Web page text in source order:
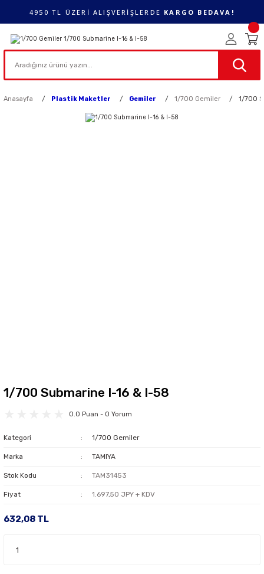
4950 TL ÜZERİ ALIŞVERİŞLERDE KARGO BEDAVA!
Anasayfa Plastik Maketler Gemiler 1/700 Gemiler 1/700
1/700 Submarine I-16 & I-58
0.0 Puan - 0 Yorum
Kategori 1/700 Gemiler
Marka TAMIYA
Stok Kodu TAM31453
Fiyat 1.697,50 JPY + KDV
632,08 TL